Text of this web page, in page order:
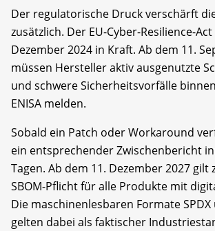
Der regulatorische Druck verschärft
zusätzlich. Der EU-Cyber-Resilience-
Dezember 2024 in Kraft. Ab dem 11.
müssen Hersteller aktiv ausgenutzte
und schwere Sicherheitsvorfälle
ENISA melden.
Sobald ein Patch oder Workaround
ein entsprechender Zwischenbericht
Tagen. Ab dem 11. Dezember 2027 gilt
SBOM-Pflicht für alle Produkte mit
Die maschinenlesbaren Formate SPDX
gelten dabei als faktischer